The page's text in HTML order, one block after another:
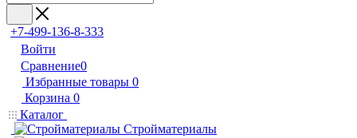
+7-499-136-8-333
Войти
Сравнение0
Избранные товары 0
Корзина 0
Каталог
Стройматериалы